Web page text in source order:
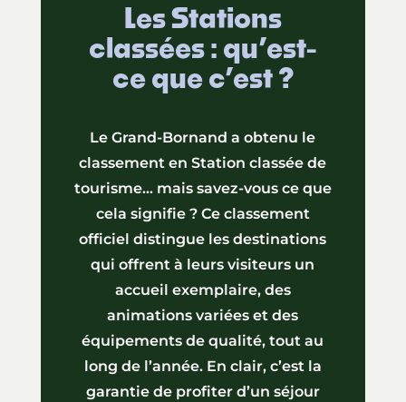
Les Stations
classées : qu’est-
ce que c’est ?
Le Grand-Bornand a obtenu le
classement en Station classée de
tourisme… mais savez-vous ce que
cela signifie ? Ce classement
officiel distingue les destinations
qui offrent à leurs visiteurs un
accueil exemplaire, des
animations variées et des
équipements de qualité, tout au
long de l’année. En clair, c’est la
garantie de profiter d’un séjour